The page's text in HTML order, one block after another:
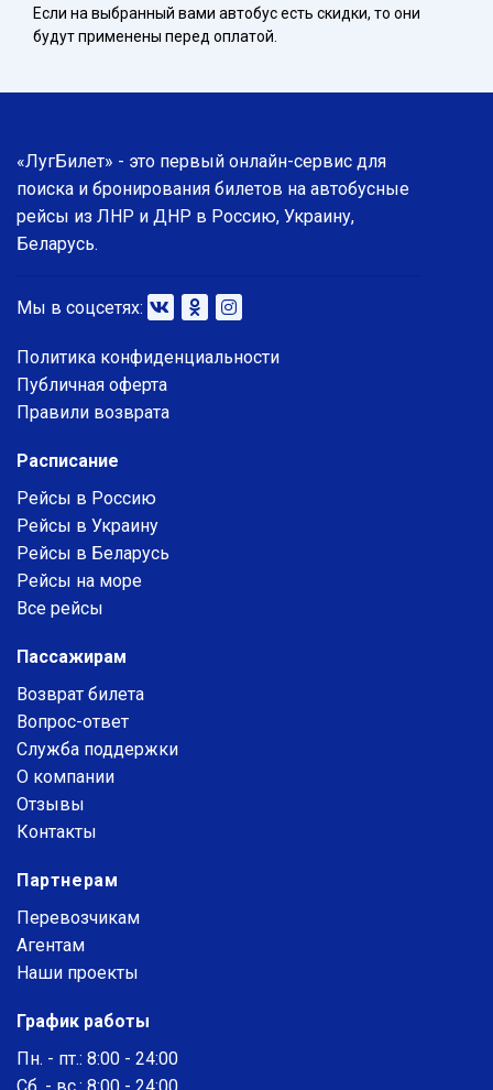
Если на выбранный вами автобус есть скидки, то они
будут применены перед оплатой.
«ЛугБилет» - это первый онлайн-сервис для
поиска и бронирования билетов на автобусные
рейсы из ЛНР и ДНР в Россию, Украину,
Беларусь.
Мы в соцсетях:
Политика конфиденциальности
Публичная оферта
Правили возврата
Расписание
Рейсы в Россию
Рейсы в Украину
Рейсы в Беларусь
Рейсы на море
Все рейсы
Пассажирам
Возврат билета
Вопрос-ответ
Служба поддержки
О компании
Отзывы
Контакты
Партнерам
Перевозчикам
Агентам
Наши проекты
График работы
Пн. - пт.: 8:00 - 24:00